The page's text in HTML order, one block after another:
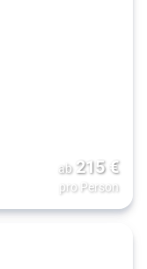
ab 215€
pro Person